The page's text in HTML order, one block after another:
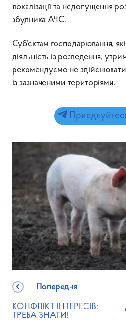
локалізації та недопущення
збудника АЧС.
Суб’єктам господарювання,
діяльність із розведення,
рекомендуємо не здійснювати
із зазначеними територіями.
Попередня
КОНФЛІКТ ІНТЕРЕСІВ:
ТРЕБА ЗНАТИ!